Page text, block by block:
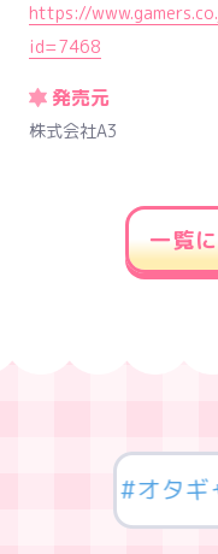
https://
id=7468
発売元
株式会社A3
一覧
#オタギ